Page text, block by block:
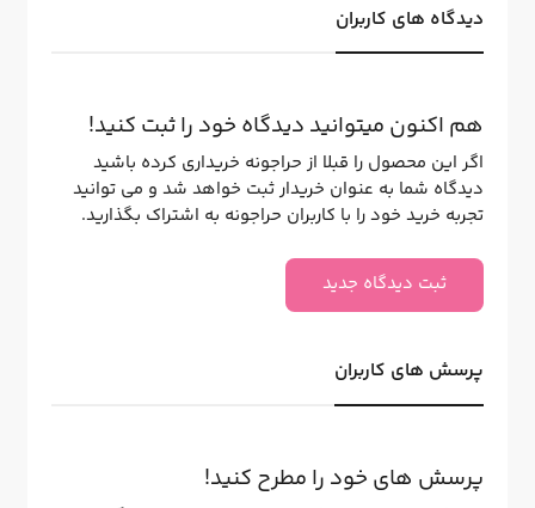
دیدگاه های کاربران
هم اکنون میتوانید دیدگاه خود را ثبت کنید!
اگر این محصول را قبلا از حراجونه خریداری کرده باشید
دیدگاه شما به عنوان خریدار ثبت خواهد شد و می توانید
تجربه خرید خود را با کاربران حراجونه به اشتراک بگذارید.
ثبت دیدگاه جدید
پرسش های کاربران
پرسش های خود را مطرح کنید!